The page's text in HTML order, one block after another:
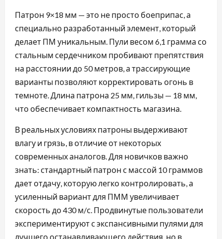
Патрон 9×18 мм — это не просто боеприпас, а
специально разработанный элемент, который
делает ПМ уникальным. Пули весом 6,1 грамма со
стальным сердечником пробивают препятствия
на расстоянии до 50 метров, а трассирующие
варианты позволяют корректировать огонь в
темноте. Длина патрона 25 мм, гильзы — 18 мм,
что обеспечивает компактность магазина.
В реальных условиях патроны выдерживают
влагу и грязь, в отличие от некоторых
современных аналогов. Для новичков важно
знать: стандартный патрон с массой 10 граммов
дает отдачу, которую легко контролировать, а
усиленный вариант для ПММ увеличивает
скорость до 430 м/с. Продвинутые пользователи
экспериментируют с экспансивными пулями для
лучшего останавливающего действия, но в